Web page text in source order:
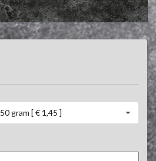
50 gram [ € 1,45 ]